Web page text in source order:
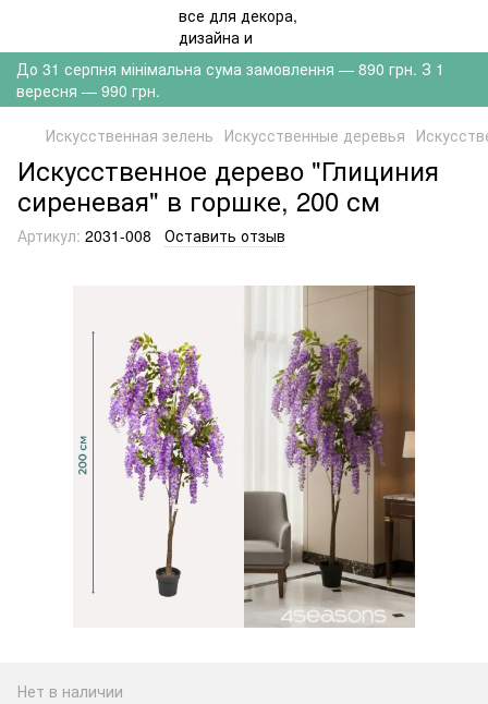
До 31 серпня мінімальна сума замовлення — 890 грн. З 1
вересня — 990 грн.
Искусственная зелень Искусственные деревья
Искусственное дерево "Глициния
сиреневая" в горшке, 200 см
Артикул: 2031-008 Оставить отзыв
Нет в наличии